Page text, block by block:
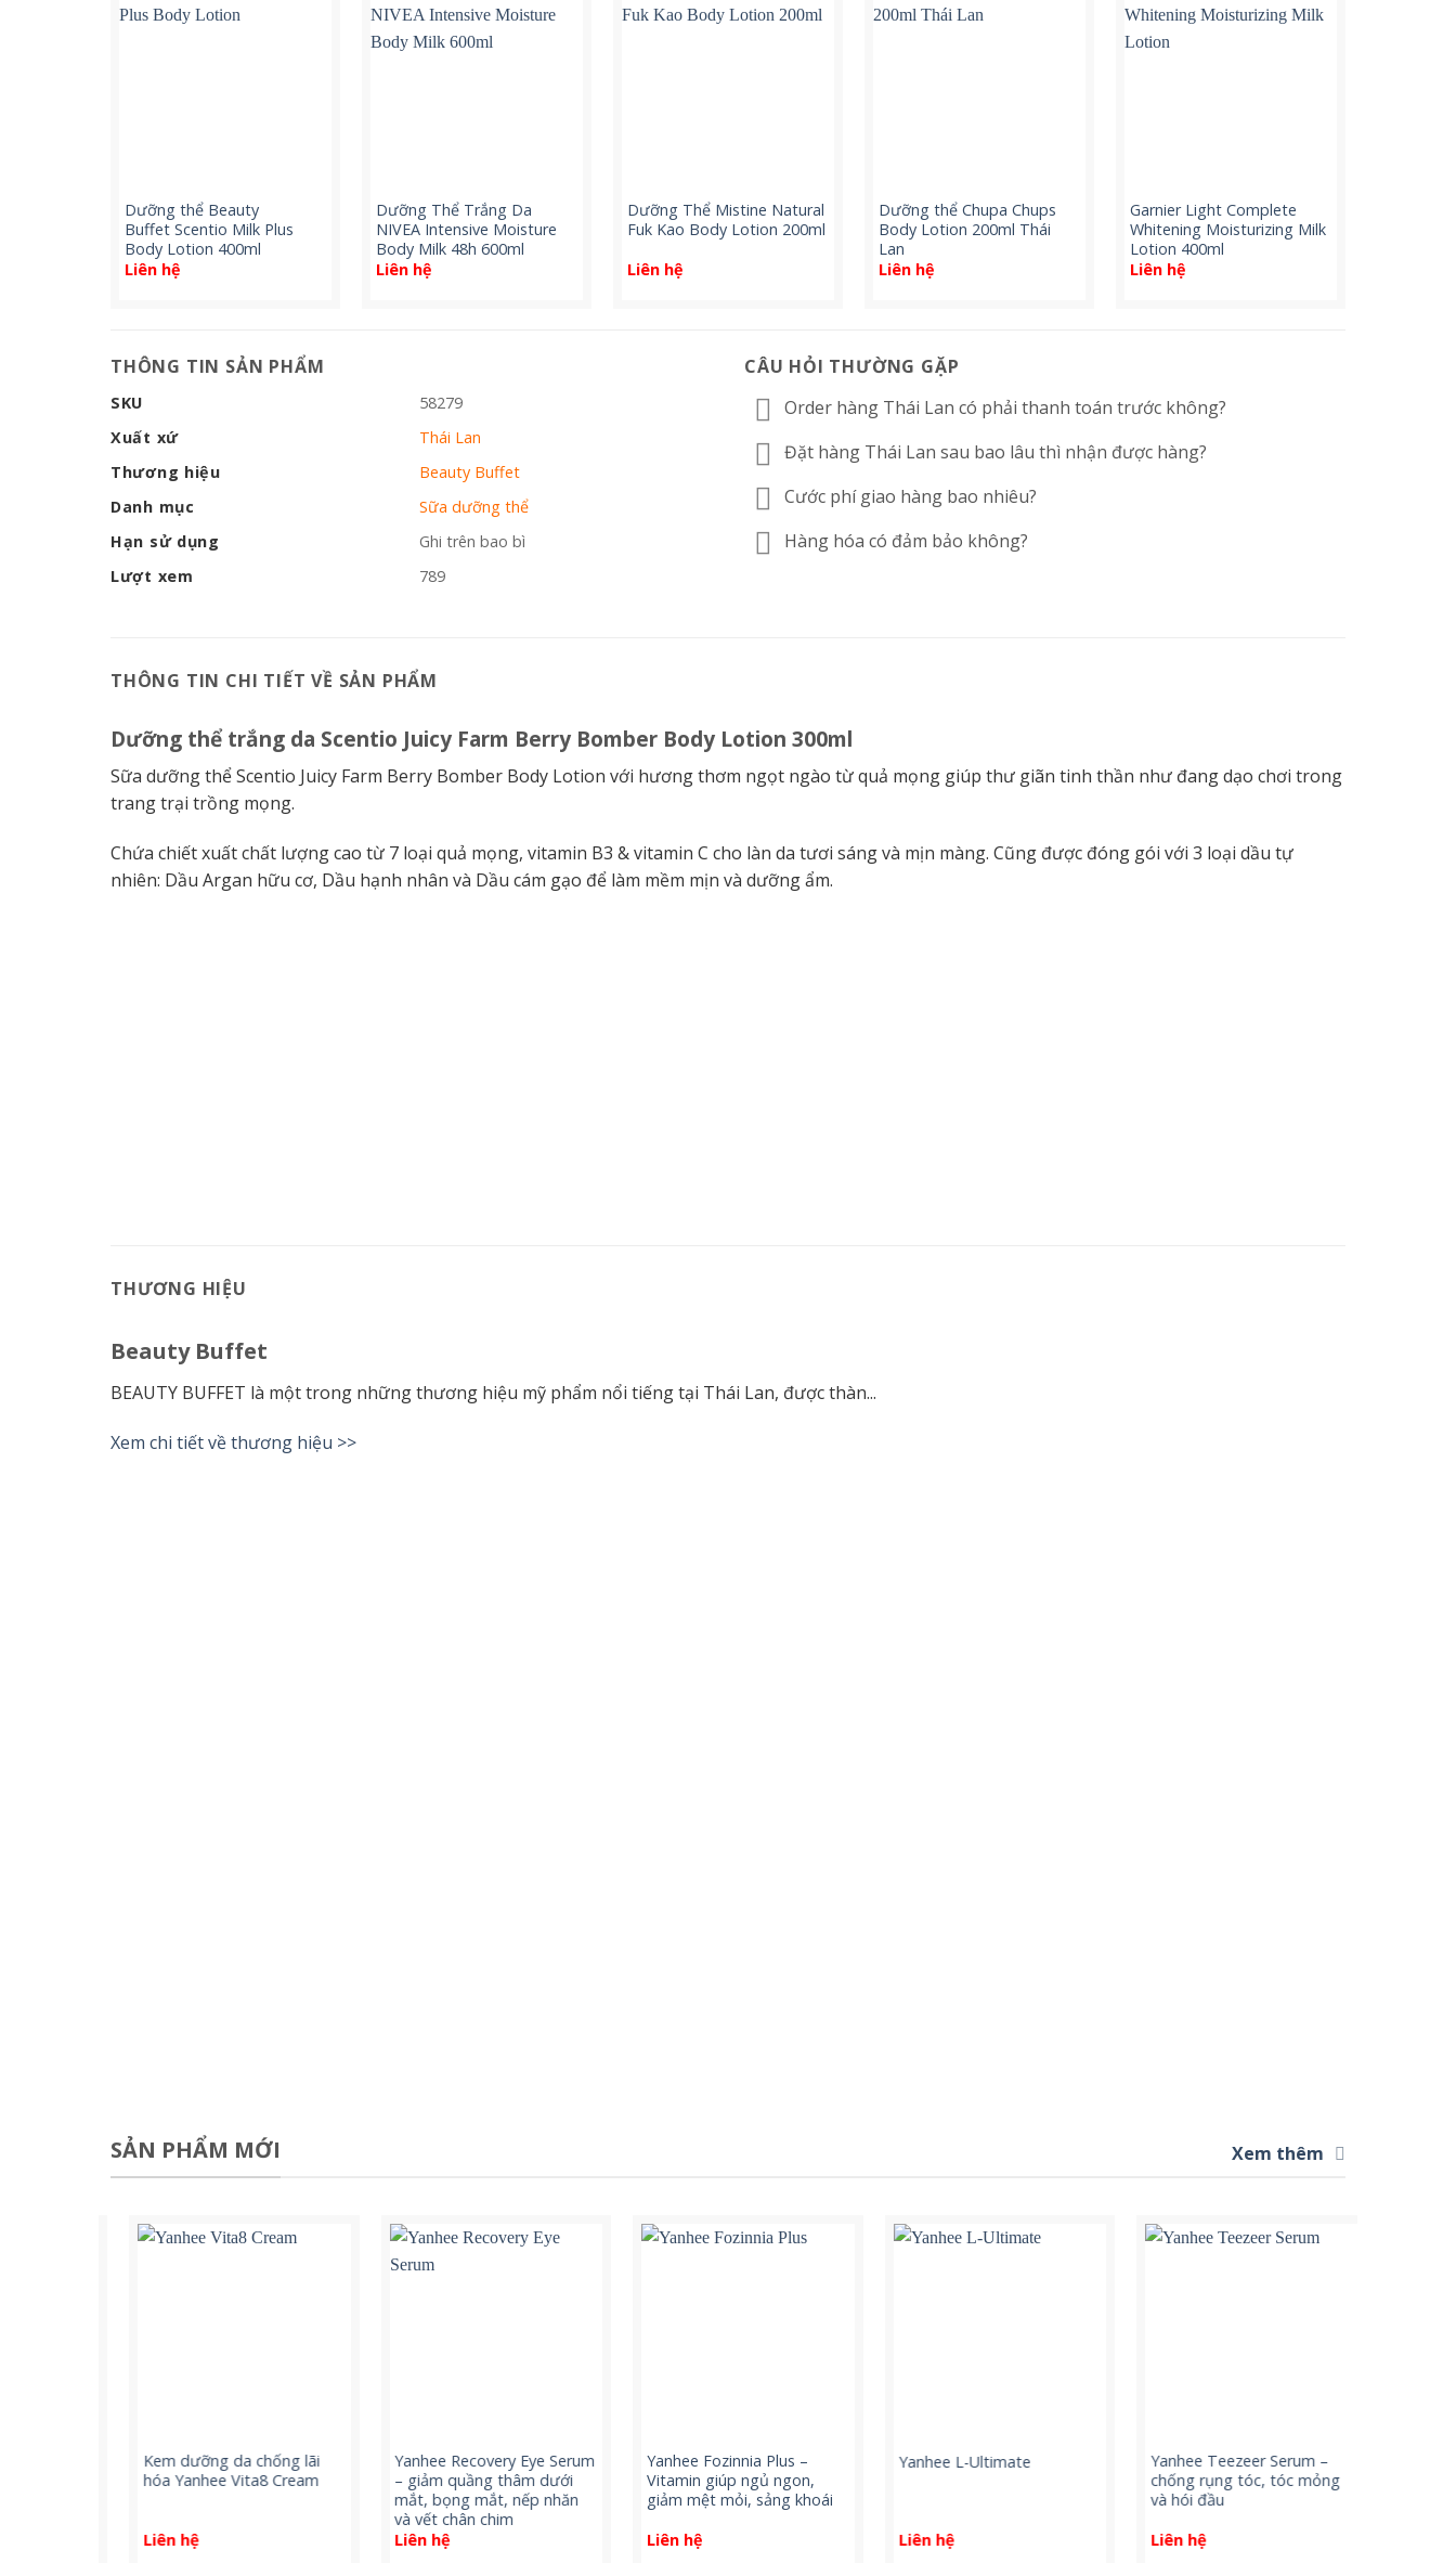
Dưỡng thể Beauty
Buffet Scentio Milk Plus
Body Lotion 400ml
Liên hệ
Dưỡng Thể Trắng Da
NIVEA Intensive Moisture
Body Milk 48h 600ml
Liên hệ
Dưỡng Thể Mistine Natural
Fuk Kao Body Lotion 200ml
Liên hệ
Dưỡng thể Chupa Chups
Body Lotion 200ml Thái
Lan
Liên hệ
Garnier Light Complete
Whitening Moisturizing Milk
Lotion 400ml
Liên hệ
THÔNG TIN SẢN PHẨM
SKU
58279
Xuất xứ
Thái Lan
Thương hiệu
Beauty Buffet
Danh mục
Sữa dưỡng thể
Hạn sử dụng
Ghi trên bao bì
Lượt xem
789
CÂU HỎI THƯỜNG GẶP
Order hàng Thái Lan có phải thanh toán trước không?
Đặt hàng Thái Lan sau bao lâu thì nhận được hàng?
Cước phí giao hàng bao nhiêu?
Hàng hóa có đảm bảo không?
THÔNG TIN CHI TIẾT VỀ SẢN PHẨM
Dưỡng thể trắng da Scentio Juicy Farm Berry Bomber Body Lotion 300ml
Sữa dưỡng thể Scentio Juicy Farm Berry Bomber Body Lotion với hương thơm ngọt ngào từ quả mọng giúp thư giãn tinh thần như đang dạo chơi trong
trang trại trồng mọng.
Chứa chiết xuất chất lượng cao từ 7 loại quả mọng, vitamin B3 & vitamin C cho làn da tươi sáng và mịn màng. Cũng được đóng gói với 3 loại dầu tự
nhiên: Dầu Argan hữu cơ, Dầu hạnh nhân và Dầu cám gạo để làm mềm mịn và dưỡng ẩm.
THƯƠNG HIỆU
Beauty Buffet
BEAUTY BUFFET là một trong những thương hiệu mỹ phẩm nổi tiếng tại Thái Lan, được thàn...
Xem chi tiết về thương hiệu >>
SẢN PHẨM MỚI Xem thêm
Kem dưỡng da chống lãi
hóa Yanhee Vita8 Cream
Liên hệ
Yanhee Recovery Eye Serum
– giảm quầng thâm dưới
mắt, bọng mắt, nếp nhăn
và vết chân chim
Liên hệ
Yanhee Fozinnia Plus –
Vitamin giúp ngủ ngon,
giảm mệt mỏi, sảng khoái
Liên hệ
Yanhee L-Ultimate
Liên hệ
Yanhee Teezeer Serum –
chống rụng tóc, tóc mỏng
và hói đầu
Liên hệ